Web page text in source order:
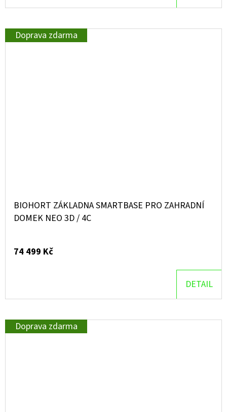
Doprava zdarma
BIOHORT ZÁKLADNA SMARTBASE PRO ZAHRADNÍ
DOMEK NEO 3D / 4C
74 499 Kč
DETAIL
Doprava zdarma